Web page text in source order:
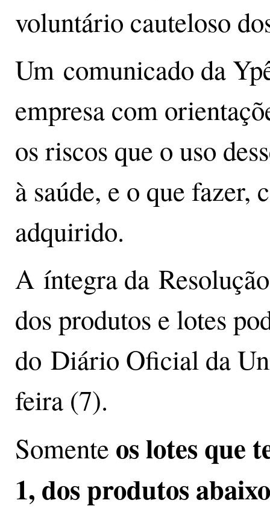
voluntário cauteloso
Um comunicado da
empresa com
os riscos que o uso
à saúde, e o que fazer,
adquirido.
A íntegra da
dos produtos e lotes
do Diário Oficial da
feira (7).
Somente os lotes que
1, dos produtos